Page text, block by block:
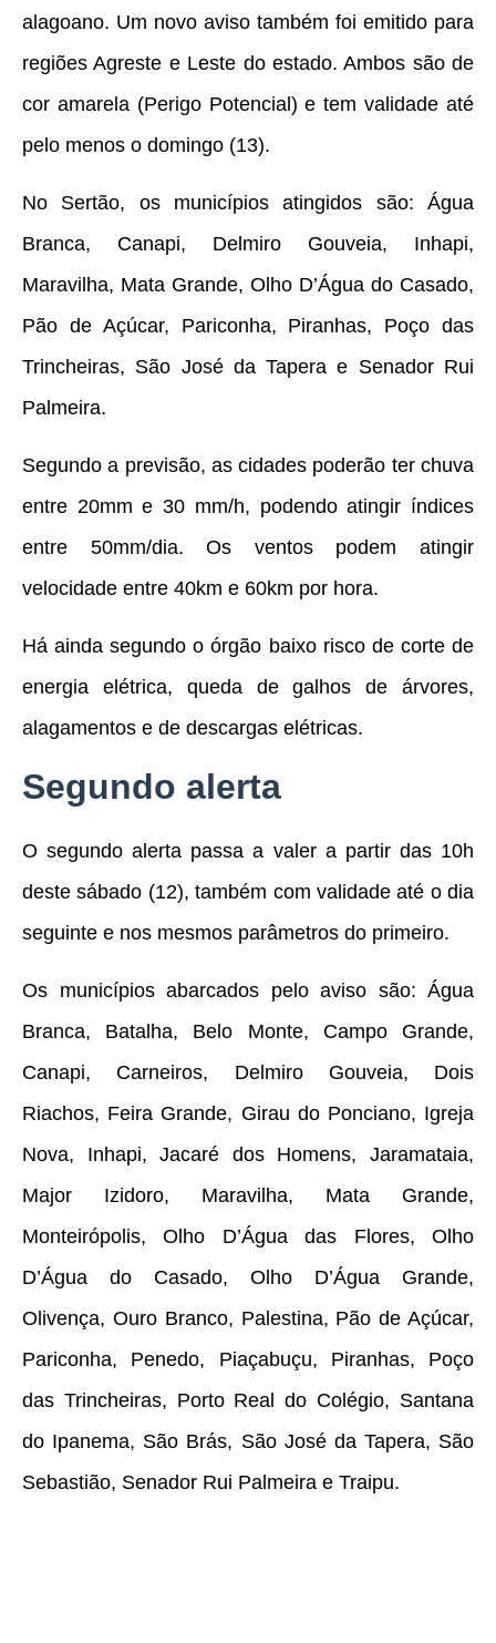
alagoano. Um novo aviso também foi emitido para
regiões Agreste e Leste do estado. Ambos são de
cor amarela (Perigo Potencial) e tem validade até
pelo menos o domingo (13).
No Sertão, os municípios atingidos são: Água
Branca, Canapi, Delmiro Gouveia, Inhapi,
Maravilha, Mata Grande, Olho D’Água do Casado,
Pão de Açúcar, Pariconha, Piranhas, Poço das
Trincheiras, São José da Tapera e Senador Rui
Palmeira.
Segundo a previsão, as cidades poderão ter chuva
entre 20mm e 30 mm/h, podendo atingir índices
entre 50mm/dia. Os ventos podem atingir
velocidade entre 40km e 60km por hora.
Há ainda segundo o órgão baixo risco de corte de
energia elétrica, queda de galhos de árvores,
alagamentos e de descargas elétricas.
Segundo alerta
O segundo alerta passa a valer a partir das 10h
deste sábado (12), também com validade até o dia
seguinte e nos mesmos parâmetros do primeiro.
Os municípios abarcados pelo aviso são: Água
Branca, Batalha, Belo Monte, Campo Grande,
Canapi, Carneiros, Delmiro Gouveia, Dois
Riachos, Feira Grande, Girau do Ponciano, Igreja
Nova, Inhapi, Jacaré dos Homens, Jaramataia,
Major Izidoro, Maravilha, Mata Grande,
Monteirópolis, Olho D’Água das Flores, Olho
D’Água do Casado, Olho D’Água Grande,
Olivença, Ouro Branco, Palestina, Pão de Açúcar,
Pariconha, Penedo, Piaçabuçu, Piranhas, Poço
das Trincheiras, Porto Real do Colégio, Santana
do Ipanema, São Brás, São José da Tapera, São
Sebastião, Senador Rui Palmeira e Traipu.